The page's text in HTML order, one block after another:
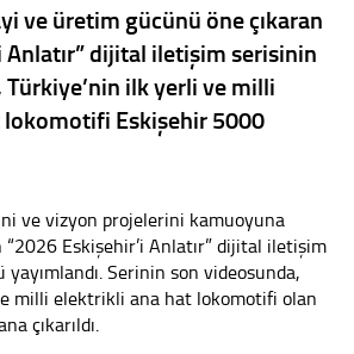
ve üretim gücünü öne çıkaran
Anlatır” dijital iletişim serisinin
ilk yerli ve milli
Eskişehir 5000
ve vizyon projelerini kamuoyuna
“2026 Eskişehir’i Anlatır” dijital iletişim
Serinin son videosunda,
milli elektrikli ana hat lokomotifi olan
çıkarıldı.